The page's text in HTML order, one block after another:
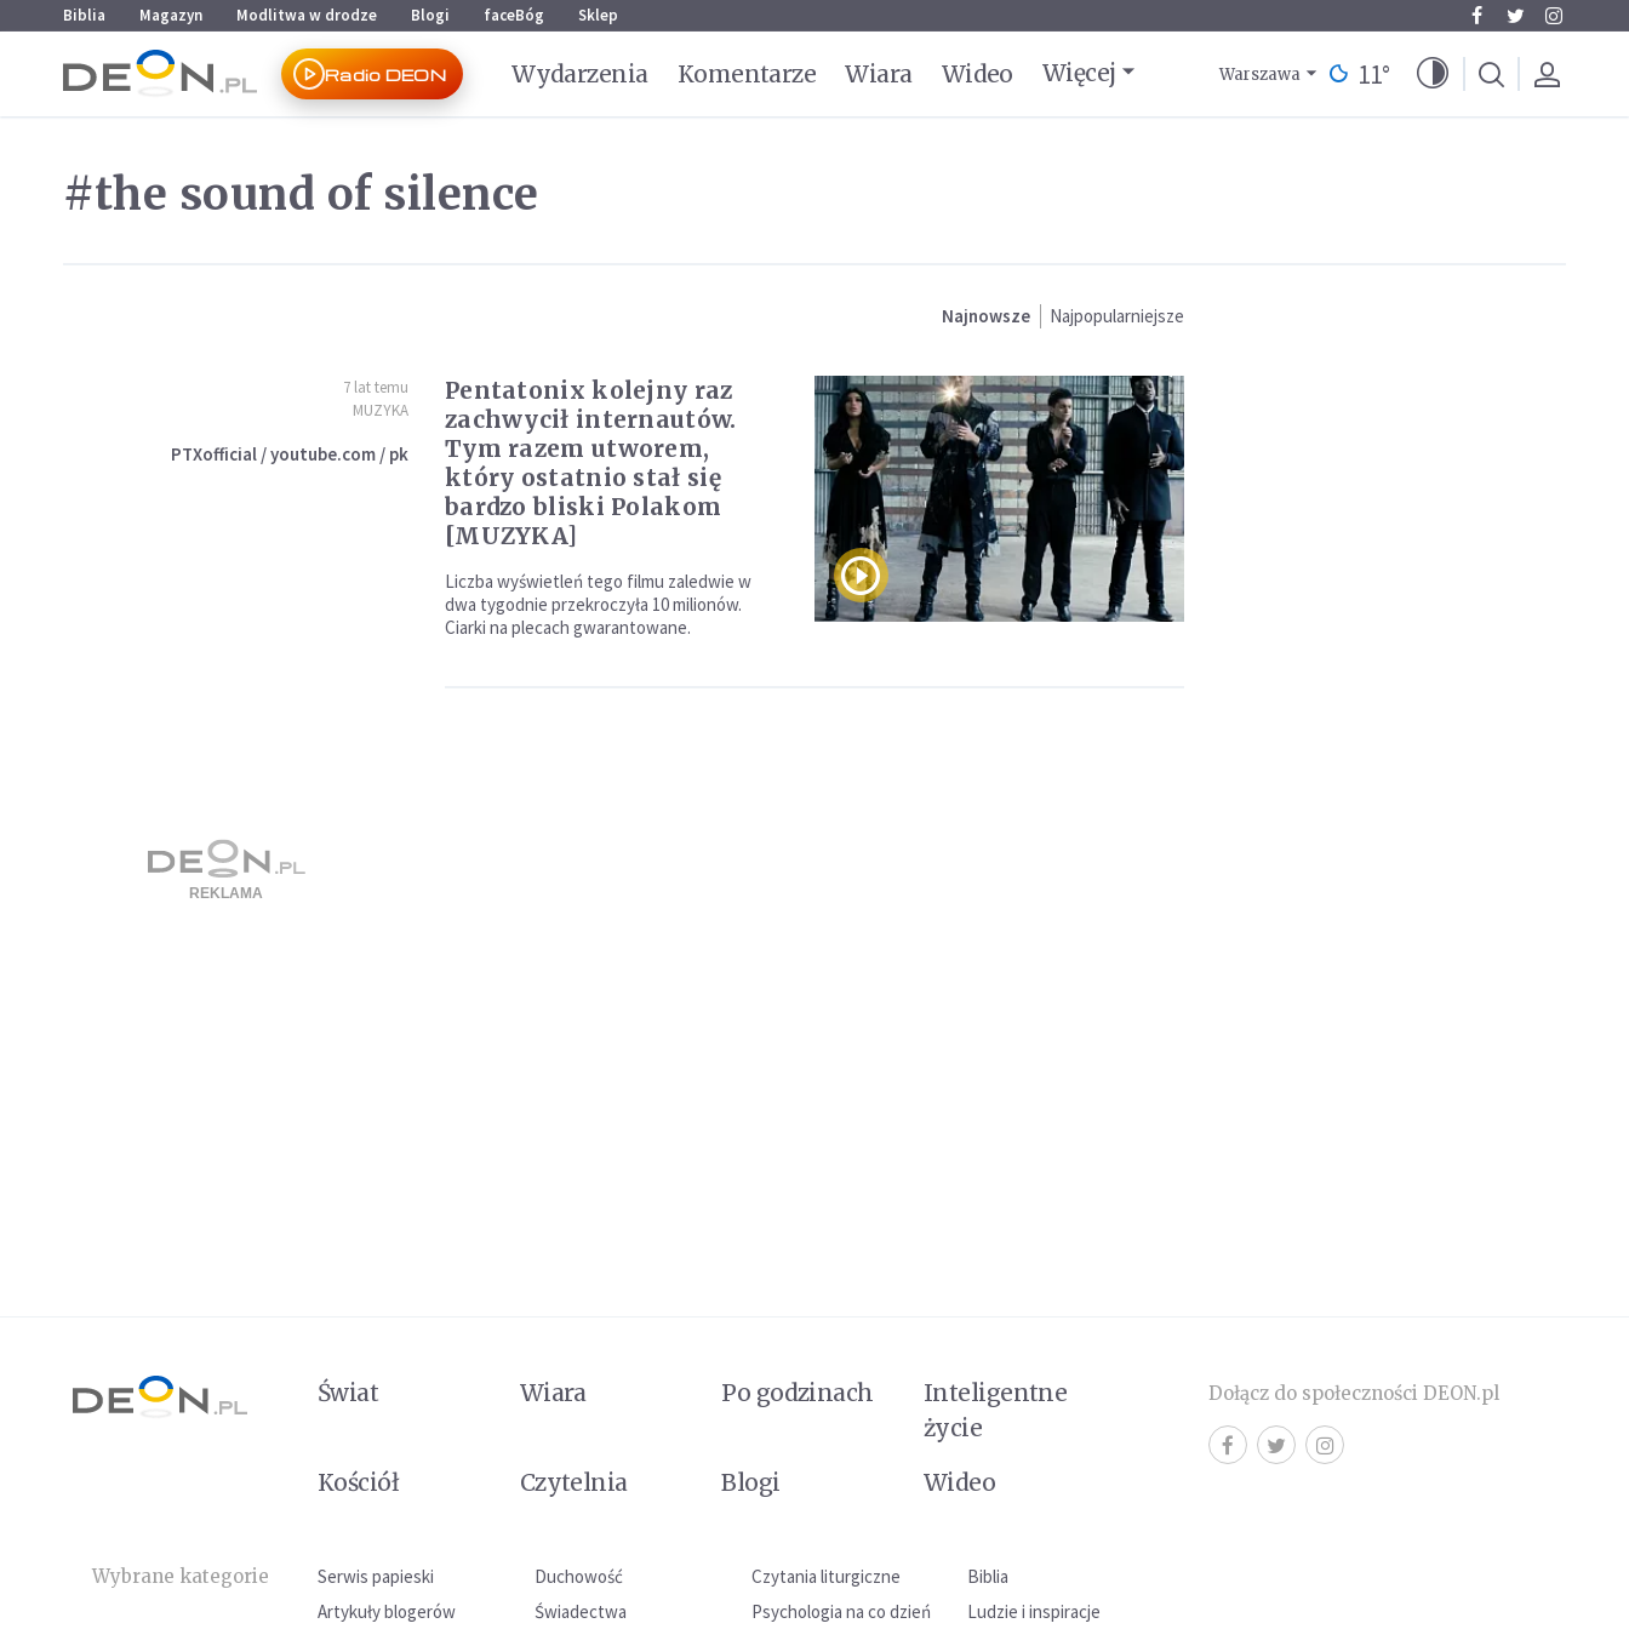
Przejdź do menu głównego
Przejdź do treści
Biblia Magazyn Modlitwa w drodze Blogi faceBóg Sklep
Radio DEON Wydarzenia Komentarze Wiara Wideo Więcej Warszawa 11°
#the sound of silence
Najnowsze Najpopularniejsze
7 lat temu
MUZYKA
PTXofficial / youtube.com / pk
Pentatonix kolejny raz
zachwycił internautów.
Tym razem utworem,
który ostatnio stał się
bardzo bliski Polakom
[MUZYKA]
Liczba wyświetleń tego filmu zaledwie w
dwa tygodnie przekroczyła 10 milionów.
Ciarki na plecach gwarantowane.
Świat Wiara Po godzinach
Inteligentne
życie
Kościół
Czytelnia Blogi Wideo
Wybrane kategorie Serwis papieski Duchowość Czytania liturgiczne
Biblia
Artykuły blogerów
Świadectwa Psychologia na co dzień Ludzie i inspiracje
Dołącz do społeczności DEON.pl